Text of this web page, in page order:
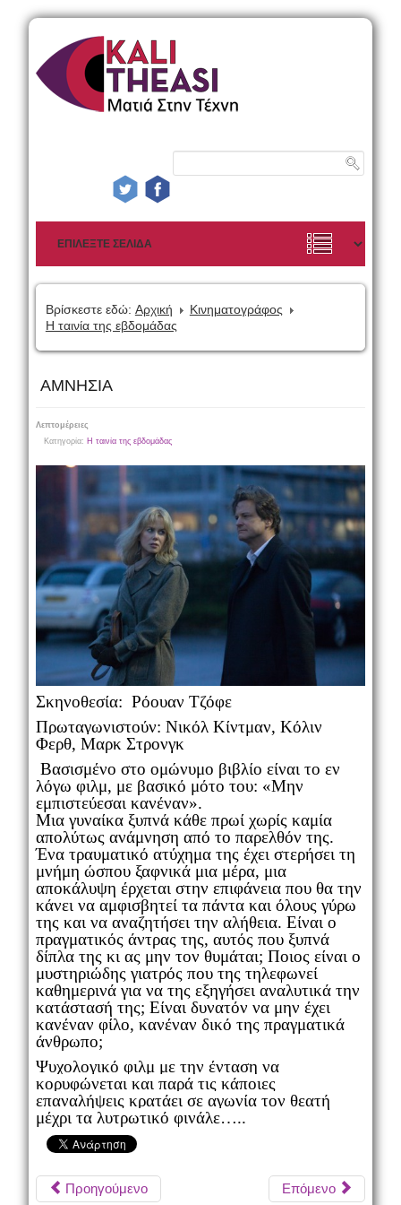
Βρίσκεστε εδώ: Αρχική
Κινηματογράφος
Η ταινία της εβδομάδας
ΑΜΝΗΣΙΑ
Λεπτομέρειες
Κατηγορία: Η ταινία της εβδομάδας
Σκηνοθεσία: Ρόουαν Τζόφε
Πρωταγωνιστούν: Νικόλ Κίντμαν, Κόλιν
Φερθ, Μαρκ Στρονγκ
Βασισμένο στο ομώνυμο βιβλίο είναι το εν
λόγω φιλμ, με βασικό μότο του: «Μην
εμπιστεύεσαι κανέναν».
Μια γυναίκα ξυπνά κάθε πρωί χωρίς καμία
απολύτως ανάμνηση από το παρελθόν της.
Ένα τραυματικό ατύχημα της έχει στερήσει τη
μνήμη ώσπου ξαφνικά μια μέρα, μια
αποκάλυψη έρχεται στην επιφάνεια που θα την
κάνει να αμφισβητεί τα πάντα και όλους γύρω
της και να αναζητήσει την αλήθεια. Είναι ο
πραγματικός άντρας της, αυτός που ξυπνά
δίπλα της κι ας μην τον θυμάται; Ποιος είναι ο
μυστηριώδης γιατρός που της τηλεφωνεί
καθημερινά για να της εξηγήσει αναλυτικά την
κατάστασή της; Είναι δυνατόν να μην έχει
κανέναν φίλο, κανέναν δικό της πραγματικά
άνθρωπο;
Ψυχολογικό φιλμ με την ένταση να
κορυφώνεται και παρά τις κάποιες
επαναλήψεις κρατάει σε αγωνία τον θεατή
μέχρι τα λυτρωτικό φινάλε…..
Προηγούμενο Επόμενο